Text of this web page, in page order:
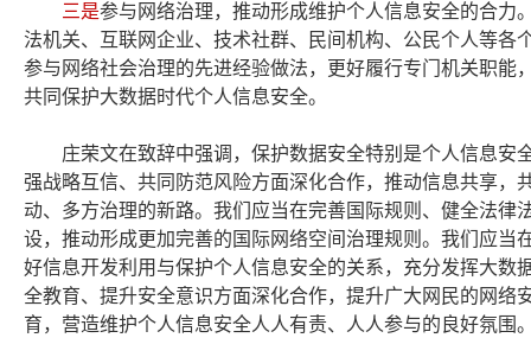
三是参与网络治理，推动形成维护个人信息安全的合力
法机关、互联网企业、技术社群、民间机构、公民个人等
参与网络社会治理的先进经验做法，更好履行专门机关职能
共同保护大数据时代个人信息安全。
庄荣文在致辞中强调，保护数据安全特别是个人信息
强战略互信、共同防范风险方面深化合作，推动信息共享，
动、多方治理的新路。我们应当在完善国际规则、健全法律
设，推动形成更加完善的国际网络空间治理规则。我们应当
好信息开发利用与保护个人信息安全的关系，充分发挥大数
全教育、提升安全意识方面深化合作，提升广大网民的网络
育，营造维护个人信息安全人人有责、人人参与的良好氛围